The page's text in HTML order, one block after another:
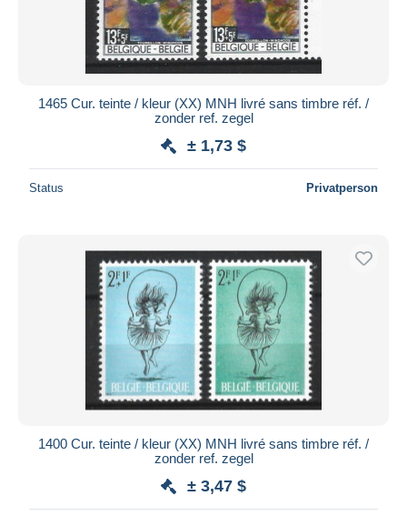
1465 Cur. teinte / kleur (XX) MNH livré sans timbre réf. /
zonder ref. zegel
± 1,73 $
Status Privatperson
1400 Cur. teinte / kleur (XX) MNH livré sans timbre réf. /
zonder ref. zegel
± 3,47 $